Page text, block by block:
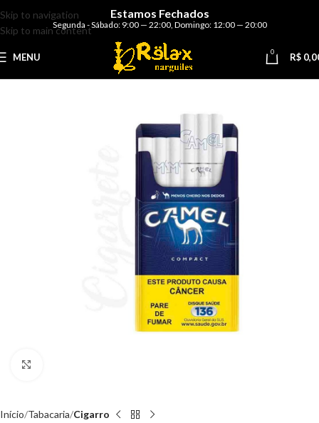
Skip to navigation
Skip to main content
Estamos Fechados
Segunda - Sábado: 9:00 — 22:00, Domingo: 12:00 — 20:00
MENU 0 R$
Início Tabacaria Cigarro